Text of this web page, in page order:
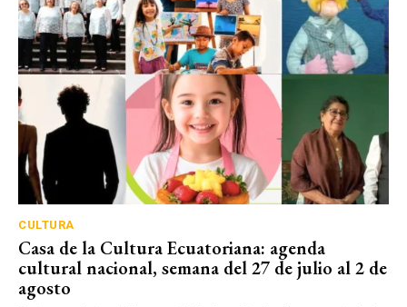
CULTURA
Casa de la Cultura Ecuatoriana: agenda
cultural nacional, semana del 27 de julio al 2 de
agosto